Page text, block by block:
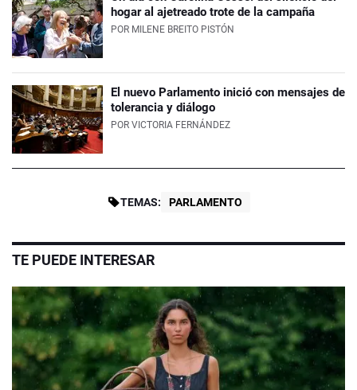
hogar al ajetreado trote de la campaña
POR MILENE BREITO PISTÓN
El nuevo Parlamento inició con mensajes de
tolerancia y diálogo
POR VICTORIA FERNÁNDEZ
TEMAS: PARLAMENTO
TE PUEDE INTERESAR